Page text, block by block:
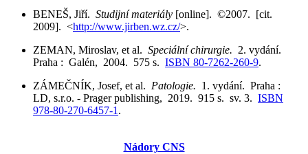
BENEŠ, Jiří. Studijní materiály [online]. ©2007. [cit.
2009]. <http://www.jirben.wz.cz/>.
ZEMAN, Miroslav, et al. Speciální chirurgie. 2. vydání.
Praha : Galén, 2004. 575 s. ISBN 80-7262-260-9.
ZÁMEČNÍK, Josef, et al. Patologie. 1. vydání. Praha :
LD, s.r.o. - Prager publishing, 2019. 915 s. sv. 3. ISBN
978-80-270-6457-1 .
Nádory CNS